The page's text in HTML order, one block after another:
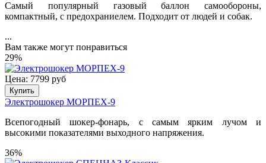
Самый популярный газовый баллон самообороны,
компактный, с предохраниелем. Подходит от людей и собак.
...
Вам также могут понравиться
29%
Цена: 7799 руб
Купить
Электрошокер МОРПЕХ-9
Всепогодный шокер-фонарь, с самым ярким лучом и
высокими показателями выходного напряжения.
36%